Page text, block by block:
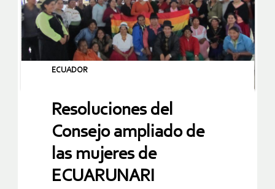
ECUADOR
Resoluciones del
Consejo ampliado de
las mujeres de
ECUARUNARI